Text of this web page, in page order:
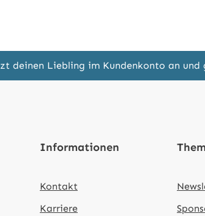
deinen Liebling im Kundenkonto an
Informationen
Kontakt
Karriere